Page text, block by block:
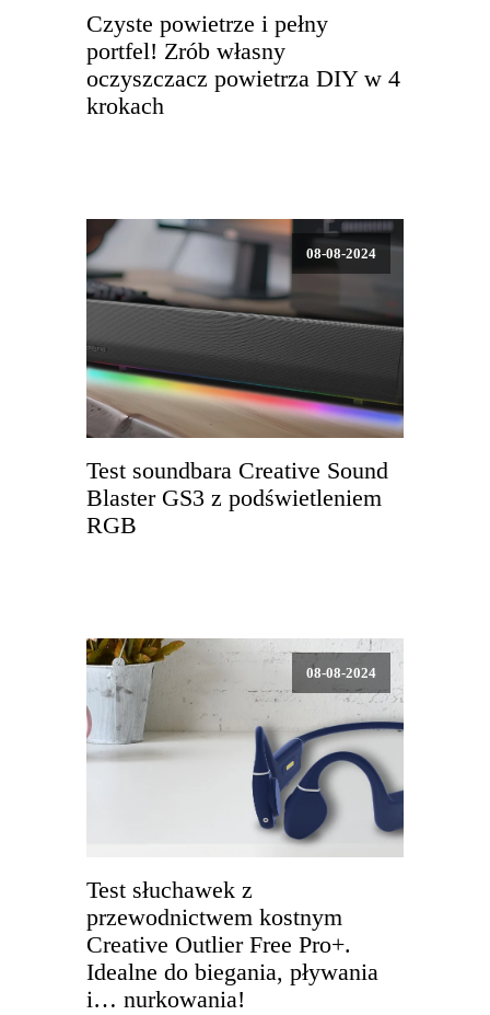
Czyste powietrze i pełny
portfel! Zrób własny
oczyszczacz powietrza DIY w 4
krokach
08-08-2024
Test soundbara Creative Sound
Blaster GS3 z podświetleniem
RGB
08-08-2024
Test słuchawek z
przewodnictwem kostnym
Creative Outlier Free Pro+.
Idealne do biegania, pływania
i… nurkowania!